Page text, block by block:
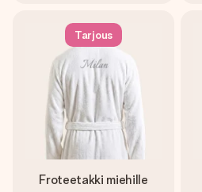
Tarjous
Froteetakki miehille